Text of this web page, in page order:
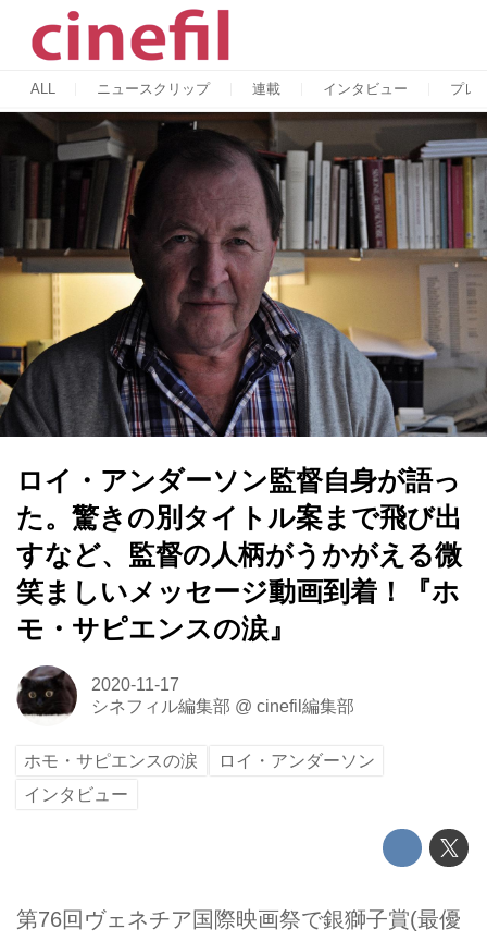
ALL ニュースクリップ 連載 インタビュー プレ
ロイ・アンダーソン監督自身が語っ
た。驚きの別タイトル案まで飛び出
すなど、監督の人柄がうかがえる微
笑ましいメッセージ動画到着！『ホ
モ・サピエンスの涙』
2020-11-17
シネフィル編集部 @ cinefil編集部
ホモ・サピエンスの涙
ロイ・アンダーソン
インタビュー
第76回ヴェネチア国際映画祭で銀獅子賞(最優